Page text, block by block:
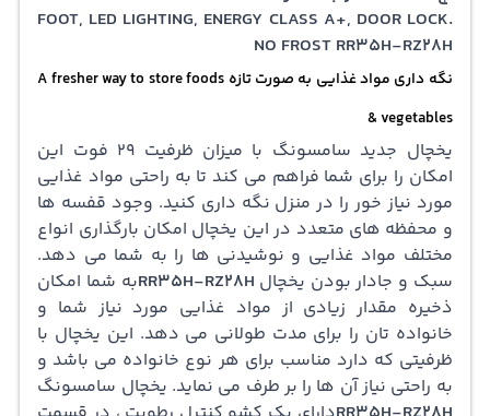
FOOT, LED LIGHTING, ENERGY CLASS A+, DOOR LOCK.
NO FROST RR35H-RZ28H
نگه داری مواد غذایی به صورت تازه A fresher way to store foods
& vegetables
یخچال جدید سامسونگ با میزان ظرفیت 29 فوت این
امکان را برای شما فراهم می کند تا به راحتی مواد غذایی
مورد نیاز خور را در منزل نگه داری کنید. وجود قفسه ها
و محفظه های متعدد در این یخچال امکان بارگذاری انواع
مختلف مواد غذایی و نوشیدنی ها را به شما می دهد.
سبک و جادار بودن یخچال RR35H-RZ28Hبه شما امکان
ذخیره مقدار زیادی از مواد غذایی مورد نیاز شما و
خانواده تان را برای مدت طولانی می دهد. این یخچال با
ظرفیتی که دارد مناسب برای هر نوع خانواده می باشد و
به راحتی نیاز آن ها را بر طرف می نماید. یخچال سامسونگ